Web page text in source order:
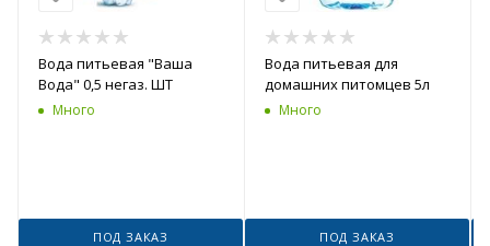
Вода питьевая "Ваша
Вода" 0,5 негаз. ШТ
Много
ПОД ЗАКАЗ
Вода питьевая для
домашних питомцев 5л
Много
ПОД ЗАКАЗ